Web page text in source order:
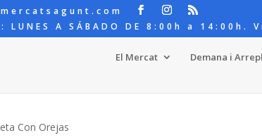
LUNES A SÁBADO DE 8:00h a
El Mercat Demana i
Con Orejas